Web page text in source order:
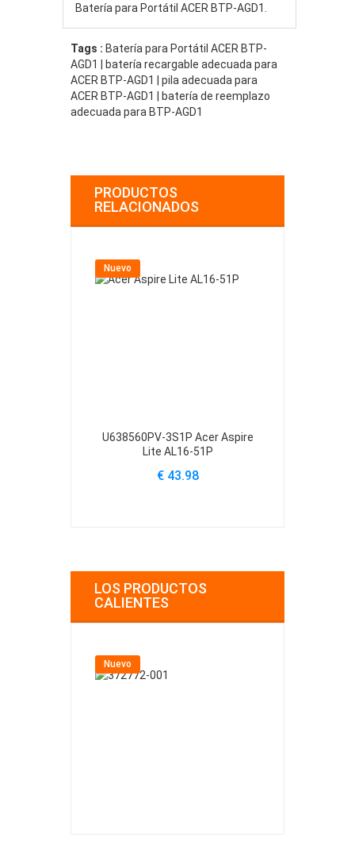
Batería para Portátil ACER BTP-AGD1.
Tags : Batería para Portátil ACER BTP-
AGD1 | batería recargable adecuada para
ACER BTP-AGD1 | pila adecuada para
ACER BTP-AGD1 | batería de reemplazo
adecuada para BTP-AGD1
PRODUCTOS
RELACIONADOS
Nuevo
U638560PV-3S1P Acer Aspire
Lite AL16-51P
€ 43.98
LOS PRODUCTOS
CALIENTES
Nuevo